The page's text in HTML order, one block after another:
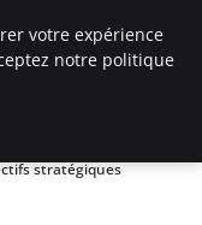
stratégiques
votre expérience
notre politique